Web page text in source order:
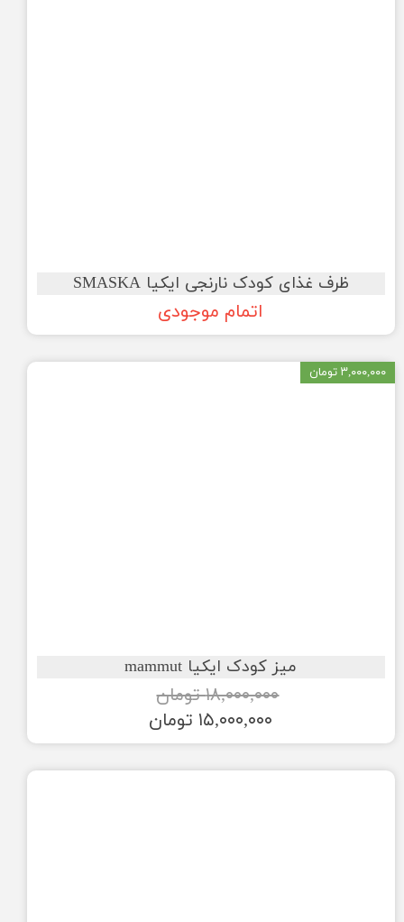
ظرف غذای کودک نارنجی ایکیا SMASKA
اتمام موجودی
میز کودک ایکیا mammut
۱۸,۰۰۰,۰۰۰ تومان
۱۵,۰۰۰,۰۰۰ تومان
۳,۰۰۰,۰۰۰ تومان